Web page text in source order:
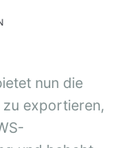
nun die
exportieren,